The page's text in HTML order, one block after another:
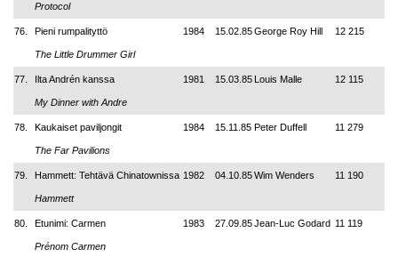
Protocol
76. Pieni rumpalityttö
The Little Drummer Girl
1984 15.02.85George Roy Hill 12 215
77. Ilta Andrén kanssa
My Dinner with Andre
1981 15.03.85 Louis Malle 12 115
78. Kaukaiset paviljongit
The Far Pavilions
1984 15.11.85 Peter Duffell 11 279
79. Hammett: Tehtävä Chinatownissa
Hammett
1982 04.10.85Wim Wenders 11 190
80. Etunimi: Carmen
Prénom Carmen
1983 27.09.85Jean-Luc Godard 11 119